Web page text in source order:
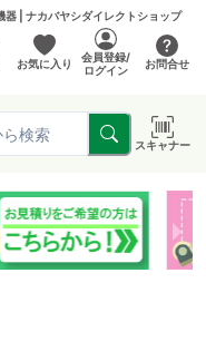
| ナカバヤシダイレクトショップ
お気に入り
会員登録/
ログイン
お問合せ
スキャナー